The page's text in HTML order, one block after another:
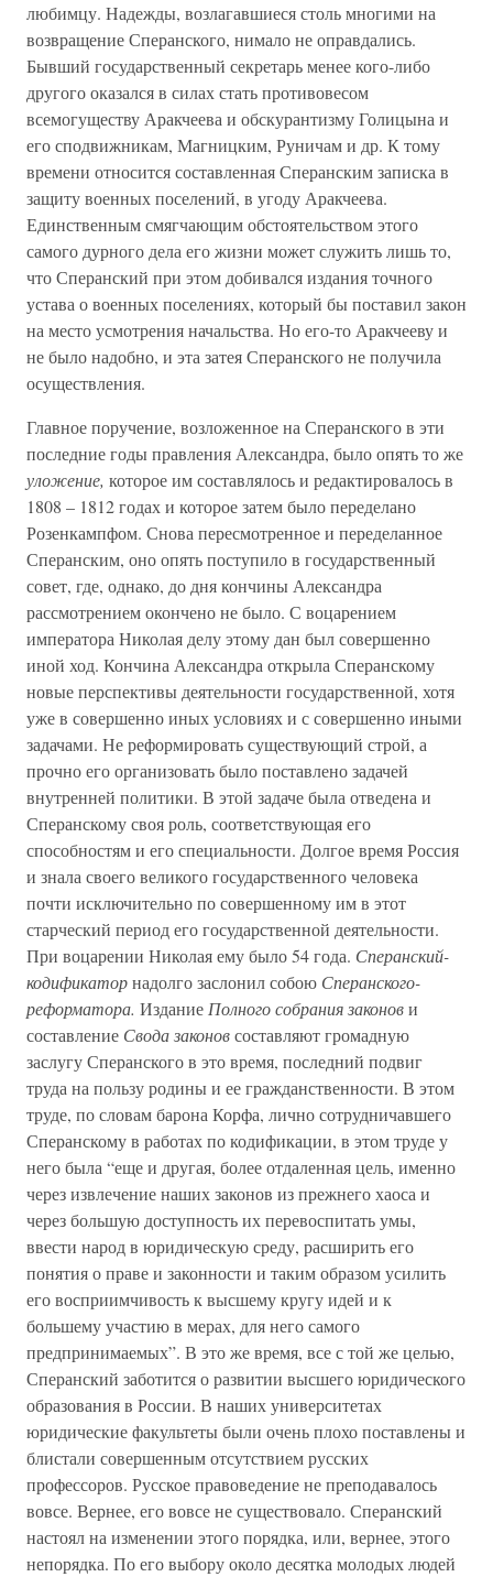
любимцу. Надежды, возлагавшиеся столь многими на
возвращение Сперанского, нимало не оправдались.
Бывший государственный секретарь менее кого-либо
другого оказался в силах стать противовесом
всемогуществу Аракчеева и обскурантизму Голицына и
его сподвижникам, Магницким, Руничам и др. К тому
времени относится составленная Сперанским записка в
защиту военных поселений, в угоду Аракчеева.
Единственным смягчающим обстоятельством этого
самого дурного дела его жизни может служить лишь то,
что Сперанский при этом добивался издания точного
устава о военных поселениях, который бы поставил закон
на место усмотрения начальства. Но его-то Аракчееву и
не было надобно, и эта затея Сперанского не получила
осуществления.
Главное поручение, возложенное на Сперанского в эти
последние годы правления Александра, было опять то же
уложение, которое им составлялось и редактировалось в
1808 – 1812 годах и которое затем было переделано
Розенкампфом. Снова пересмотренное и переделанное
Сперанским, оно опять поступило в государственный
совет, где, однако, до дня кончины Александра
рассмотрением окончено не было. С воцарением
императора Николая делу этому дан был совершенно
иной ход. Кончина Александра открыла Сперанскому
новые перспективы деятельности государственной, хотя
уже в совершенно иных условиях и с совершенно иными
задачами. Не реформировать существующий строй, а
прочно его организовать было поставлено задачей
внутренней политики. В этой задаче была отведена и
Сперанскому своя роль, соответствующая его
способностям и его специальности. Долгое время Россия
и знала своего великого государственного человека
почти исключительно по совершенному им в этот
старческий период его государственной деятельности.
При воцарении Николая ему было 54 года. Сперанский-
кодификаторнадолго заслонил собою Сперанского-
реформатора. Издание Полного собрания законови
составление Свода законовсоставляют громадную
заслугу Сперанского в это время, последний подвиг
труда на пользу родины и ее гражданственности. В этом
труде, по словам барона Корфа, лично сотрудничавшего
Сперанскому в работах по кодификации, в этом труде у
него была “еще и другая, более отдаленная цель, именно
через извлечение наших законов из прежнего хаоса и
через большую доступность их перевоспитать умы,
ввести народ в юридическую среду, расширить его
понятия о праве и законности и таким образом усилить
его восприимчивость к высшему кругу идей и к
большему участию в мерах, для него самого
предпринимаемых”. В это же время, все с той же целью,
Сперанский заботится о развитии высшего юридического
образования в России. В наших университетах
юридические факультеты были очень плохо поставлены и
блистали совершенным отсутствием русских
профессоров. Русское правоведение не преподавалось
вовсе. Вернее, его вовсе не существовало. Сперанский
настоял на изменении этого порядка, или, вернее, этого
непорядка. По его выбору около десятка молодых людей